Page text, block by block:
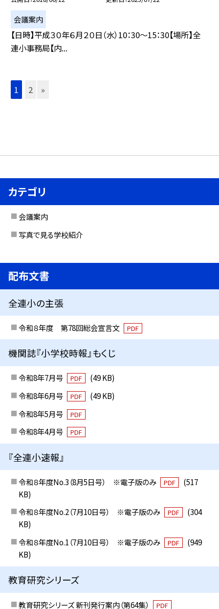
会議案内
【日時】平成３０年６月２０日（水）10：30〜15：30【場所】全
連小事務局【内...
1 2 »
カテゴリ
会議案内
写真で見る学校紹介
配布文書
全連小の主張
令和８年度 第78回総会宣言文 PDF
機関誌『小学校時報』もくじ
令和8年7月号 PDF
(49 KB)
令和8年6月号
PDF
(49 KB)
令和8年5月号
PDF
令和8年4月号 PDF
『全連小速報』
令和８年度No.3（8月5日号） ※電子版のみ PDF
(517
KB)
令和８年度No.2（7月10日号） ※電子版のみ
PDF
(304
KB)
令和８年度No.1（7月10日号） ※電子版のみ
PDF
(949
KB)
教育研究シリーズ
教育研究シリーズ 新刊発行案内（第64集） PDF